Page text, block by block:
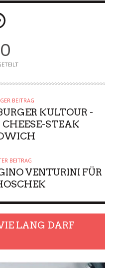
0
BEITRAG
KULTOUR -
STEAK
BEITRAG
VENTURINI FÜR
LANG DARF